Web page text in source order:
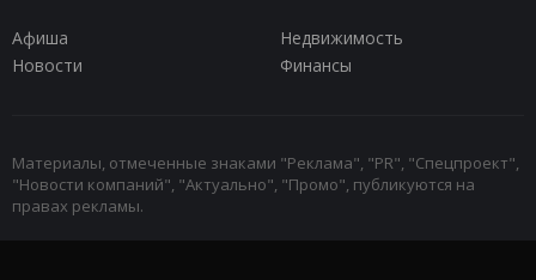
Афиша
Недвижимость
Новости
Финансы
Материалы, отмеченные знаками "Реклама", "PR", "Спецпроект",
"Новости компаний", "Актуально", "Промо", публикуются на
правах рекламы.